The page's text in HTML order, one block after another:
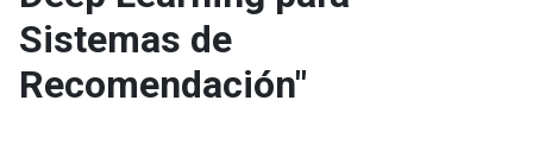
Sistemas de
Recomendación"